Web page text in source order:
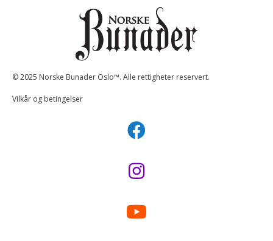
© 2025 Norske Bunader Oslo™. Alle rettigheter reservert.
Vilkår og betingelser